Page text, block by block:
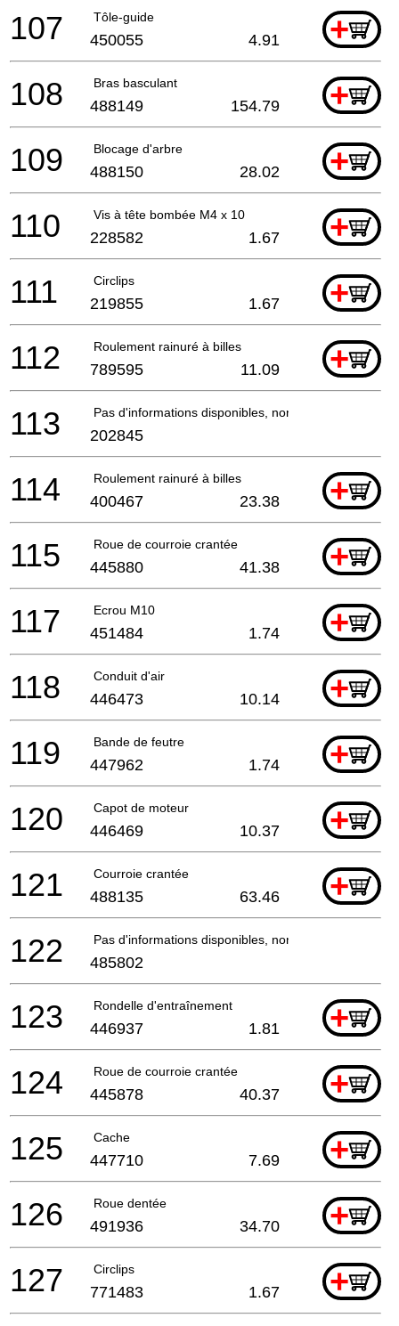
Tôle-guide +
107 450055 4.91
Bras basculant +
108 488149 154.79
Blocage d'arbre +
109 488150 28.02
Vis à tête bombée M4 x 10 +
110 228582 1.67
Circlips +
111 219855 1.67
Roulement rainuré à billes +
112 789595 11.09
Pas d'informations disponibles, non commandable
113 202845
Roulement rainuré à billes +
114 400467 23.38
Roue de courroie crantée +
115 445880 41.38
Ecrou M10 +
117 451484 1.74
Conduit d'air +
118 446473 10.14
Bande de feutre +
119 447962 1.74
Capot de moteur +
120 446469 10.37
Courroie crantée +
121 488135 63.46
Pas d'informations disponibles, non commandable
122 485802
Rondelle d'entraînement +
123 446937 1.81
Roue de courroie crantée +
124 445878 40.37
Cache +
125 447710 7.69
Roue dentée +
126 491936 34.70
Circlips +
127 771483 1.67